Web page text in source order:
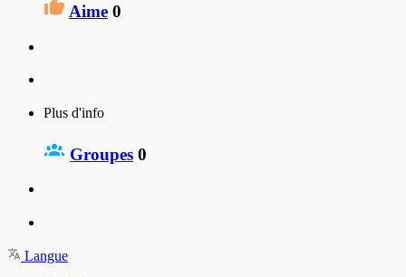
Aime 0
Plus d'info
Groupes 0
Langue